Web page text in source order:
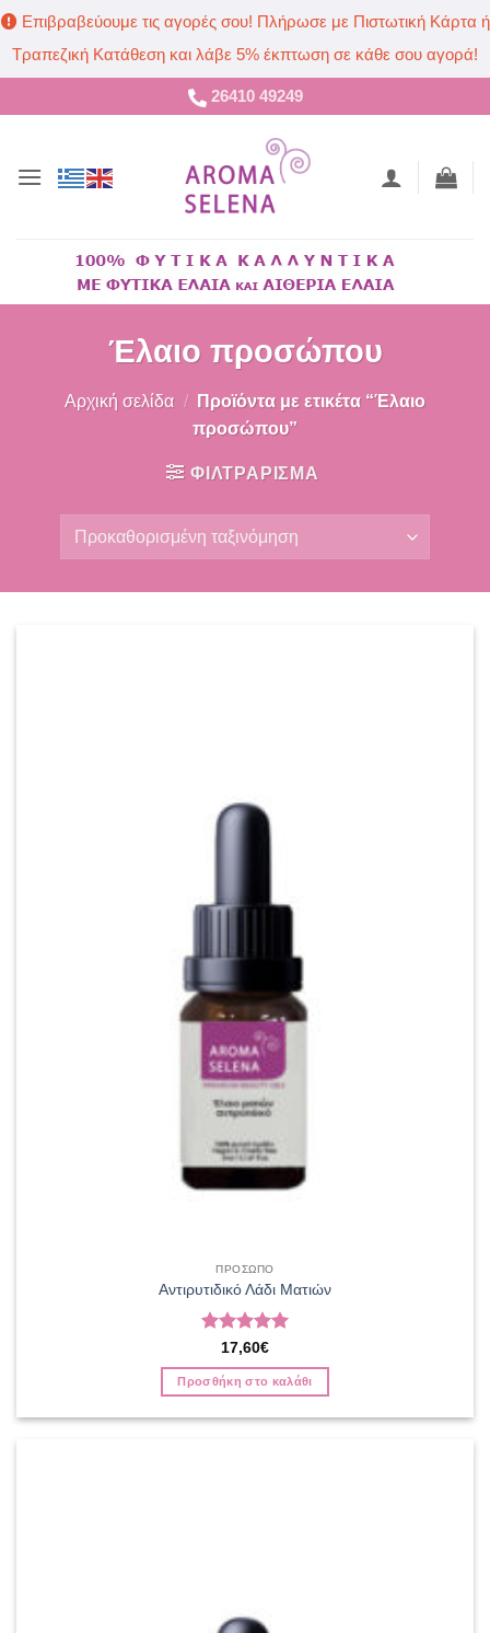
Επιβραβεύουμε τις αγορές σου! Πλήρωσε με Πιστωτική Κάρτα ή
Τραπεζική Κατάθεση και λάβε 5% έκπτωση σε κάθε σου αγορά!
στο
26410 49249
Έλαιο προσώπου
Αρχική σελίδα /
Προϊόντα με ετικέτα “Έλαιο
προσώπου”
ΦΙΛΤΡΑΡΙΣΜΑ
ΠΡΟΣΩΠΟ
Αντιρυτιδικό Λάδι Ματιών
Βαθμολογήθηκε
με5από 5
17,60€
Προσθήκη στο καλάθι